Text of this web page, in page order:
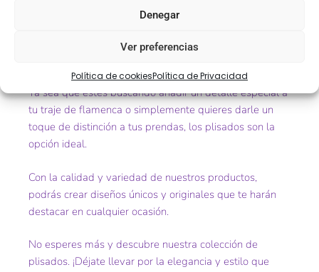
Denegar
Ver preferencias
Política de cookiesPolítica de Privacidad
En nuestra tienda online podrás encontrar una amplia
variedad de plisados en todos los colores y tamaños,
así como carruchas y fruncidos para darle un acabado
Ya sea que estés buscando añadir un detalle especial a
tu traje de flamenca o simplemente quieres darle un
toque de distinción a tus prendas, los plisados son la
opción ideal.
Con la calidad y variedad de nuestros productos,
podrás crear diseños únicos y originales que te harán
destacar en cualquier ocasión.
No esperes más y descubre nuestra colección de
plisados. ¡Déjate llevar por la elegancia y estilo que